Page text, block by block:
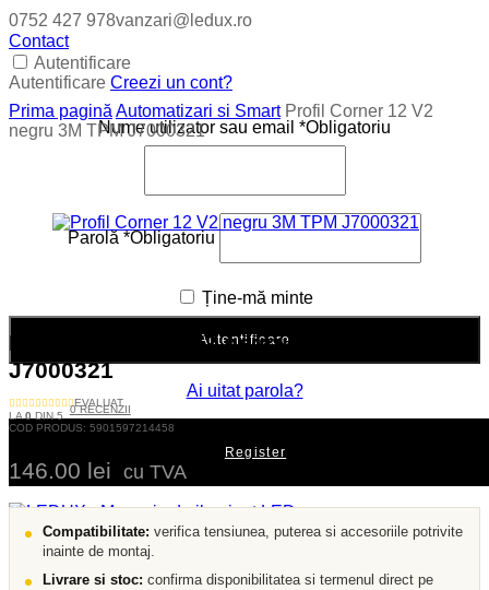
0752 427 978vanzari@ledux.ro
Contact
Autentificare
Autentificare Creezi un cont?
Nume utilizator sau email *Obligatoriu
Parolă *Obligatoriu
Ține-mă minte
Autentificare
Ai uitat parola?
Register
Prima pagină Automatizari si Smart Profil Corner 12 V2
negru 3M TPM J7000321
Profil Corner 12 V2 negru 3M TPM
J7000321
EVALUAT
LA0DIN 5
0RECENZII
COD PRODUS: 5901597214458
146.00 lei cu TVA
Compatibilitate: verifica tensiunea, puterea si accesoriile potrivite
inainte de montaj.
Livrare si stoc: confirma disponibilitatea si termenul direct pe